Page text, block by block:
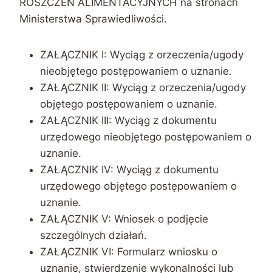
Ministerstwa Sprawiedliwości.
ZAŁĄCZNIK I: Wyciąg z orzeczenia/ugody
nieobjętego postępowaniem o uznanie.
ZAŁĄCZNIK II: Wyciąg z orzeczenia/ugody
objętego postępowaniem o uznanie.
ZAŁĄCZNIK III: Wyciąg z dokumentu
urzędowego nieobjętego postępowaniem o
uznanie.
ZAŁĄCZNIK IV: Wyciąg z dokumentu
urzędowego objętego postępowaniem o
uznanie.
ZAŁĄCZNIK V: Wniosek o podjęcie
szczególnych działań.
ZAŁĄCZNIK VI: Formularz wniosku o
uznanie, stwierdzenie wykonalności lub